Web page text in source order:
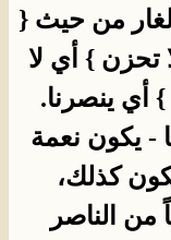
من حيث {
تحزن } أي لا
أي ينصرنا.
- يكون نعمة
كذلك،
من الناصر